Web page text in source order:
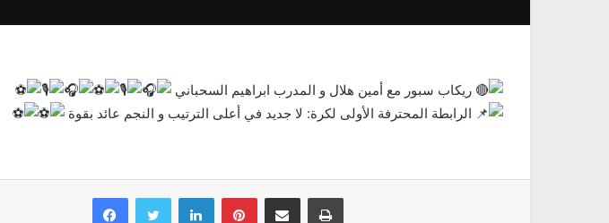
ريكاب سبور مع أمين هلال و المدرب ابراهيم السحباني
الرابطة المحترفة الأولى لكرة: لا جديد في أعلى الترتيب و النجم عائد بقوة
Facebook Twitter Linkedin Pinterest Partager par email Imprimer